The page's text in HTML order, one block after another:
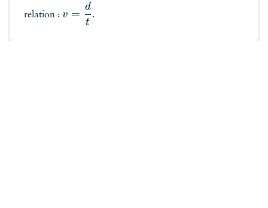
relation : v =
t
d
.